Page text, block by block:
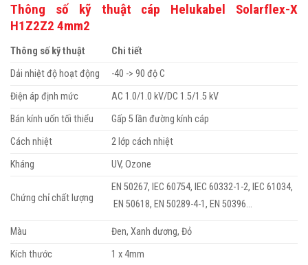
Thông số kỹ thuật cáp Helukabel Solarflex-X
H1Z2Z2 4mm2
Thông số kỹ thuật
Chi tiết
Dải nhiệt độ hoạt động
-40 -> 90 độ C
Điện áp định mức
AC 1.0/1.0 kV/DC 1.5/1.5 kV
Bán kính uốn tối thiểu
Gấp 5 lần đường kính cáp
Cách nhiệt
2 lớp cách nhiệt
Kháng
UV, Ozone
Chứng chỉ chất lượng
EN 50267, IEC 60754, IEC 60332-1-2, IEC 61034,
EN 50618, EN 50289-4-1, EN 50396…
Màu
Đen, Xanh dương, Đỏ
Kích thước
1 x 4mm